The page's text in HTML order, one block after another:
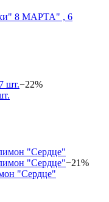
8 МАРТА" , 6
−22%
−21%
"Сердце"